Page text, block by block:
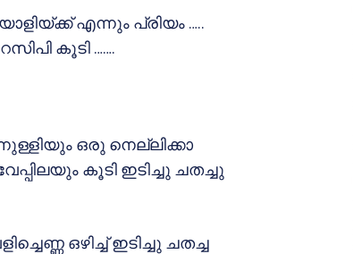
എന്നും പ്രിയം …..
കൂടി …….
ഒരു നെല്ലിക്കാ
കൂടി ഇടിച്ചു ചതച്ചു
ഒഴിച്ച് ഇടിച്ചു ചതച്ച